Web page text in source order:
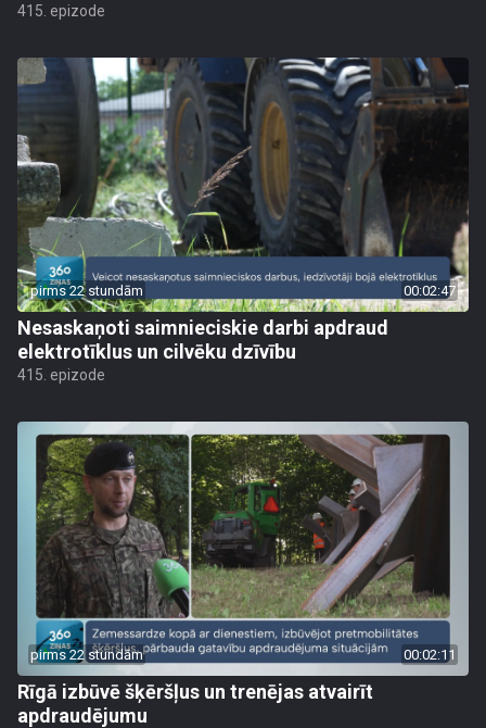
415. epizode
pirms 22 stundām 00:02:47
Nesaskaņoti saimnieciskie darbi apdraud
elektrotīklus un cilvēku dzīvību
415. epizode
pirms 22 stundām 00:02:11
Rīgā izbūvē šķēršļus un trenējas atvairīt
apdraudējumu